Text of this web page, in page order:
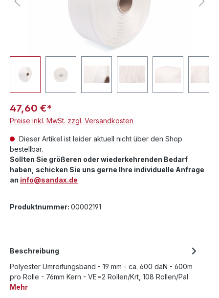
47,60 €*
Preise inkl. MwSt. zzgl. Versandkosten
Dieser Artikel ist leider aktuell nicht über den Shop
bestellbar.
Sollten Sie größeren oder wiederkehrenden Bedarf
haben, schicken Sie uns gerne Ihre individuelle Anfrage
an info@sandax.de
Produktnummer: 00002191
Beschreibung
Polyester Umreifungsband - 19 mm - ca. 600 daN - 600m
pro Rolle - 76mm Kern - VE=2 Rollen/Krt, 108 Rollen/Pal
Mehr